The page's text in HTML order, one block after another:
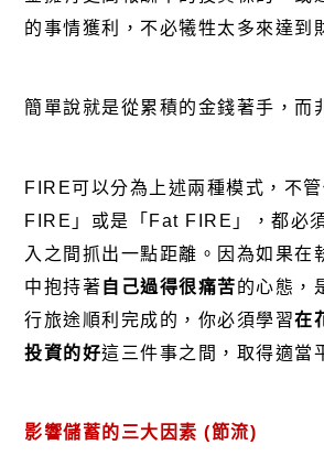
的事情獲利，不必犧牲太多來達到
簡單說就是從累積的金錢著手，而
FIRE可以分為上述兩種模式，不
FIRE」或是「Fat FIRE」，都必
入之間抓出一點距離。因為如果在
中抱持著 自己過得很痛苦的心態，
行旅途順利完成的，你必須學習在
投資的好這三件事之間，取得適當
影響儲蓄的三大因素 (節流)